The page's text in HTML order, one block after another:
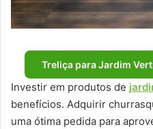
Treliça para Jardim
Investir em produtos de
benefícios. Adquirir
uma ótima pedida para